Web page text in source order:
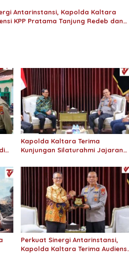
Antarinstansi, Kapolda Kaltara
KPP Pratama Tanjung Redeb dan
Kapolda Kaltara Terima
Kunjungan Silaturahmi Jajaran
Perkuat Sinergi Antarinstansi,
Kapolda Kaltara Terima Audiensi